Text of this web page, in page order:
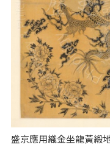
盛京應用織金坐龍黃緞